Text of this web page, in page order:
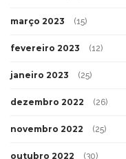
março 2023 (15)
fevereiro 2023 (12)
janeiro 2023 (25)
dezembro 2022 (26)
novembro 2022 (25)
outubro 2022 (30)